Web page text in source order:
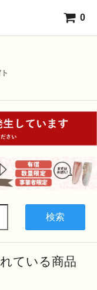
0
検索
ている商品